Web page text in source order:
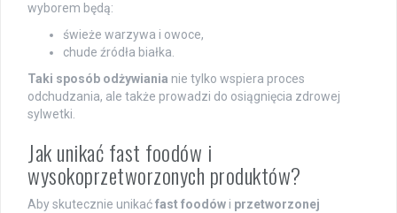
wyborem będą:
świeże warzywa i owoce,
chude źródła białka.
Taki sposób odżywiania nie tylko wspiera proces
odchudzania, ale także prowadzi do osiągnięcia zdrowej
sylwetki.
Jak unikać fast foodów i
wysokoprzetworzonych produktów?
Aby skutecznie unikaćfast foodów i przetworzonej